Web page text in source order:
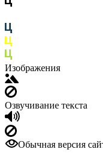
Изображения
Озвучивание текста
Обычная версия